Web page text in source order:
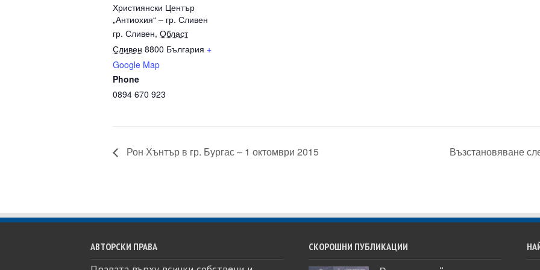
Християнски Център
„Антиохия“ – гр. Сливен
гр. Сливен, Област
Сливен 8800 България +
Google Map
Phone
0894 670 923
Рон Хънтър в гр. Бургас – 1 октомври 2015 Възстановяване
АВТОРСКИ ПРАВА СКОРОШНИ ПУБЛИКАЦИИ